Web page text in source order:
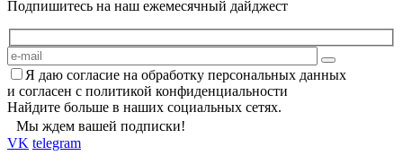
Подпишитесь на наш ежемесячный дайджест
Я даю согласие на обработку персональных данных
и согласен с политикой конфиденциальности
Найдите больше в наших социальных сетях.
Мы ждем вашей подписки!
VK telegram